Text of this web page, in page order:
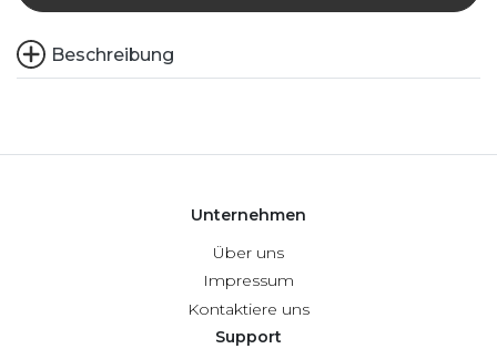
Beschreibung
Unternehmen
Über uns
Impressum
Kontaktiere uns
Support